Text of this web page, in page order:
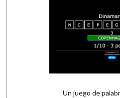
Un juego de